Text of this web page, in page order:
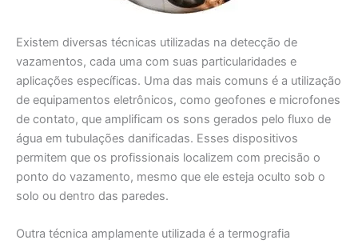
Existem diversas técnicas utilizadas na detecção de
vazamentos, cada uma com suas particularidades e
aplicações específicas. Uma das mais comuns é a utilização
de equipamentos eletrônicos, como geofones e microfones
de contato, que amplificam os sons gerados pelo fluxo de
água em tubulações danificadas. Esses dispositivos
permitem que os profissionais localizem com precisão o
ponto do vazamento, mesmo que ele esteja oculto sob o
solo ou dentro das paredes.
Outra técnica amplamente utilizada é a termografia